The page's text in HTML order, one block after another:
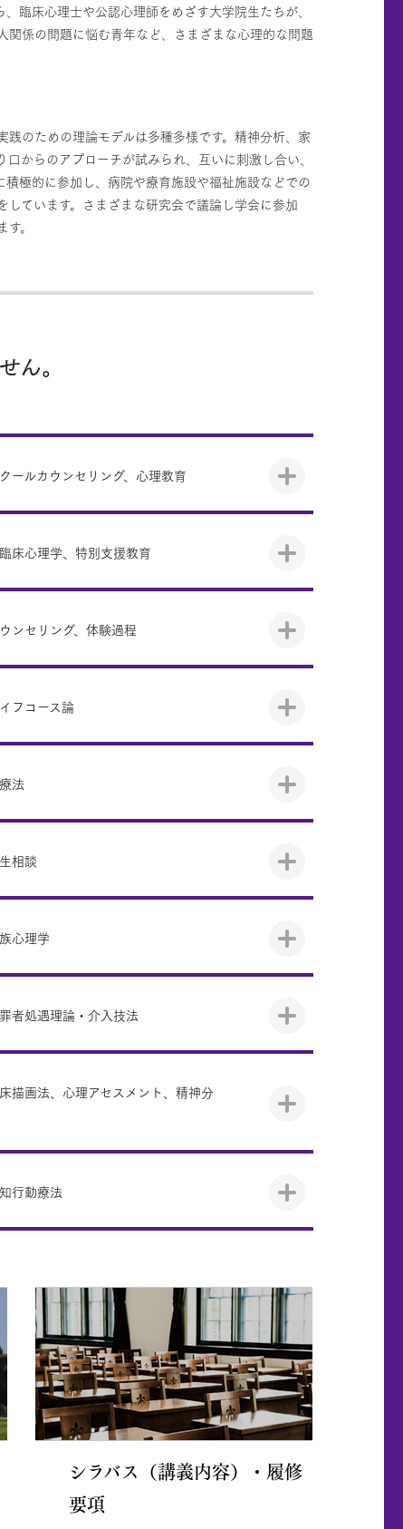
臨床心理士や公認心理師をめざす大学院生たちが、
係の問題に悩む青年など、さまざまな心理的な問題
のための理論モデルは多種多様です。精神分析、家
からのアプローチが試みられ、互いに刺激し合い、
極的に参加し、病院や療育施設や福祉施設などでの
ています。さまざまな研究会で議論し学会に参加
。
。
ールカウンセリング、心理教育
床心理学、特別支援教育
ンセリング、体験過程
フコース論
法
相談
心理学
者処遇理論・介入技法
描画法、心理アセスメント、精神分
行動療法
シラバス（講義内容）・履修
要項